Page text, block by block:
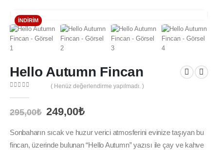
İNDIRIM
Hello Autumn Fincan
( Henüz değerlendirme yapılmadı. )
295,00₺ Orijinal
295,00₺.
249,00₺Şu
fiyat:
249,00₺.
Sonbaharın sıcak ve huzur verici atmosferini evinize taşıyan bu
fincan, üzerinde bulunan “Hello Autumn” yazısı ile çay ve kahve